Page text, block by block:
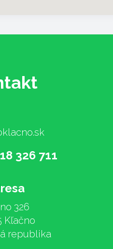
326 711
326
Kľačno
republika